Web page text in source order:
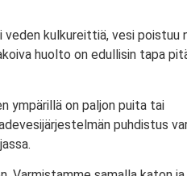
kulkureittiä, vesi poistuu
huolto on edullisin tapa
ympärillä on paljon puita tai
puhdistus